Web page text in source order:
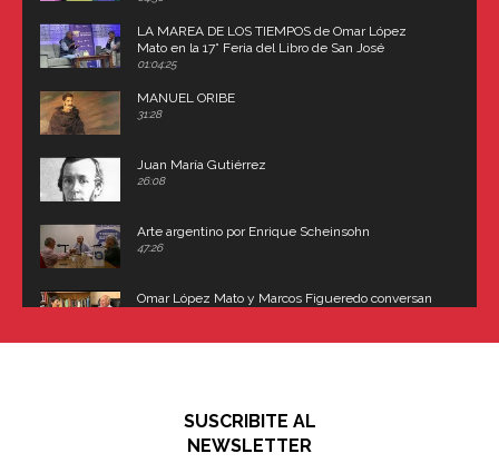
LA MAREA DE LOS TIEMPOS de Omar López
Mato en la 17° Feria del Libro de San José
(Uruguay)
01:04:25
MANUEL ORIBE
31:28
Juan María Gutiérrez
26:08
Arte argentino por Enrique Scheinsohn
47:26
Omar López Mato y Marcos Figueredo conversan
"En política, la estupidez no es una desventaja"
SUSCRIBITE AL
NEWSLETTER